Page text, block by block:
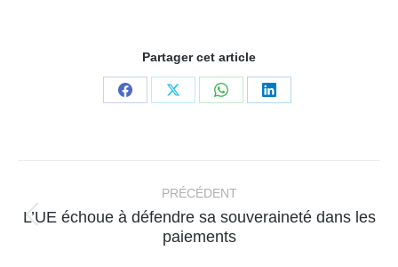
Partager cet article
PartagerPartagerPartagerPartager
PRÉCÉDENT
Article
précédent
L’UE échoue à défendre sa souveraineté dans les
paiements